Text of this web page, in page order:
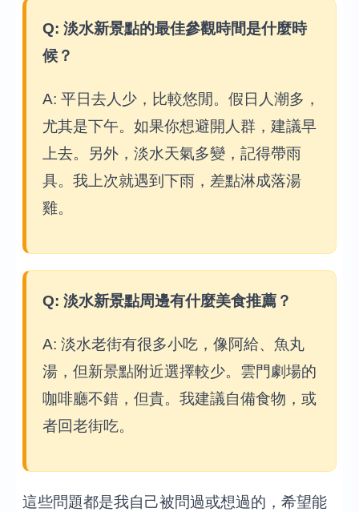
Q: 淡水新景點的最佳參觀時間是什麼時
候？
A: 平日去人少，比較悠閒。假日人潮多，
尤其是下午。如果你想避開人群，建議早
上去。另外，淡水天氣多變，記得帶雨
具。我上次就遇到下雨，差點淋成落湯
雞。
Q: 淡水新景點周邊有什麼美食推薦？
A: 淡水老街有很多小吃，像阿給、魚丸
湯，但新景點附近選擇較少。雲門劇場的
咖啡廳不錯，但貴。我建議自備食物，或
者回老街吃。
這些問題都是我自己被問過或想過的，希望能